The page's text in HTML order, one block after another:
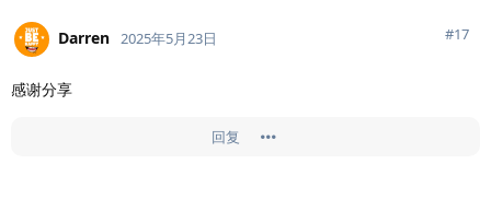
Darren 2025年5月23日 #17
感谢分享
回复